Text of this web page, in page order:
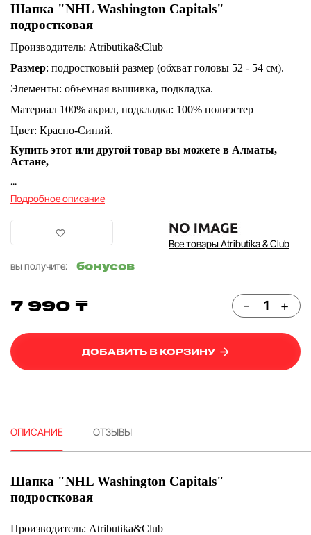
Шапка "NHL Washington Capitals"
подростковая
Производитель: Atributika&Club
Размер: подростковый размер (обхват головы 52 - 54 см).
Элементы: объемная вышивка, подкладка.
Материал 100% акрил, подкладка: 100% полиэстер
Цвет: Красно-Синий.
Купить этот или другой товар вы можете в Алматы,
Астане,
...
Подробное описание
Все товары Atributika & Club
вы получите:
бонусов
7 990 ₸ - +
ДОБАВИТЬ В КОРЗИНУ
ОПИСАНИЕ ОТЗЫВЫ
Шапка "NHL Washington Capitals"
подростковая
Производитель: Atributika&Club